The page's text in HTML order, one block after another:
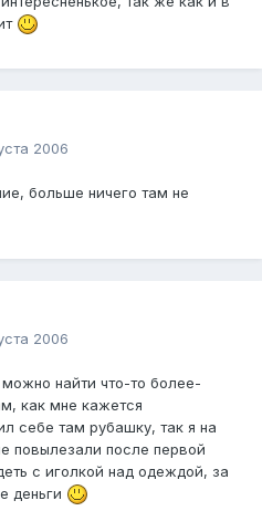
2006
больше ничего там не
2006
найти что-то более-
как мне кажется
себе там рубашку, так я на
повылезали после первой
с иголкой над одеждой, за
деньги